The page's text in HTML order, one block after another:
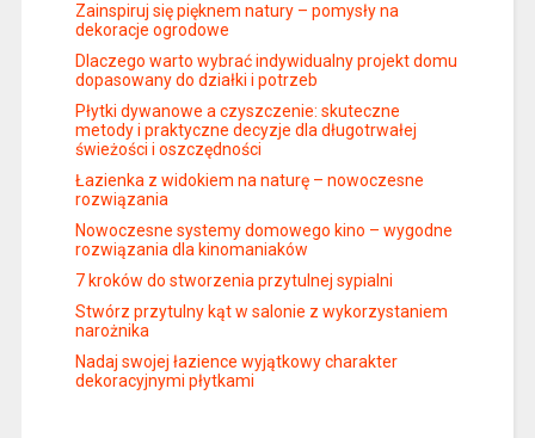
Zainspiruj się pięknem natury – pomysły na
dekoracje ogrodowe
Dlaczego warto wybrać indywidualny projekt domu
dopasowany do działki i potrzeb
Płytki dywanowe a czyszczenie: skuteczne
metody i praktyczne decyzje dla długotrwałej
świeżości i oszczędności
Łazienka z widokiem na naturę – nowoczesne
rozwiązania
Nowoczesne systemy domowego kino – wygodne
rozwiązania dla kinomaniaków
7 kroków do stworzenia przytulnej sypialni
Stwórz przytulny kąt w salonie z wykorzystaniem
narożnika
Nadaj swojej łazience wyjątkowy charakter
dekoracyjnymi płytkami